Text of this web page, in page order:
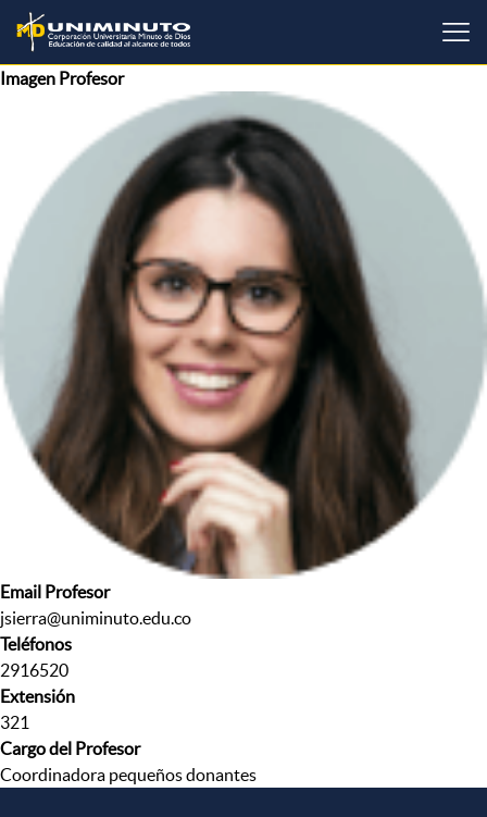
Pasar
contenido
principal
Imagen Profesor
Email Profesor
jsierra@uniminuto.edu.co
Teléfonos
2916520
Extensión
321
Cargo del Profesor
Coordinadora pequeños donantes